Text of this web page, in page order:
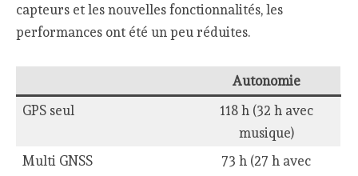
capteurs et les nouvelles fonctionnalités, les
performances ont été un peu réduites.
Autonomie
GPS seul
118 h (32 h avec
musique)
Multi GNSS
73 h (27 h avec